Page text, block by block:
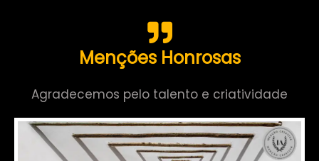
Menções Honrosas
Agradecemos pelo talento e criatividade